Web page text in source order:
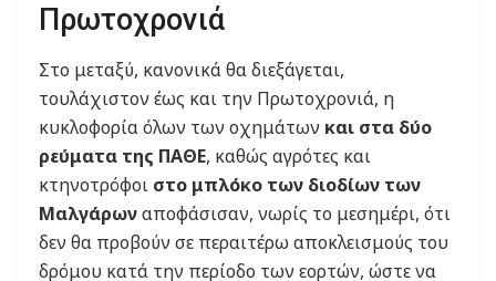
Πρωτοχρονιά
Στο μεταξύ, κανονικά θα διεξάγεται,
τουλάχιστον έως και την Πρωτοχρονιά, η
κυκλοφορία όλων των οχημάτων και στα δύο
ρεύματα της ΠΑΘΕ, καθώς αγρότες και
κτηνοτρόφοι στο μπλόκο των διοδίων των
Μαλγάρωναποφάσισαν, νωρίς το μεσημέρι, ότι
δεν θα προβούν σε περαιτέρω αποκλεισμούς του
δρόμου κατά την περίοδο των εορτών, ώστε να